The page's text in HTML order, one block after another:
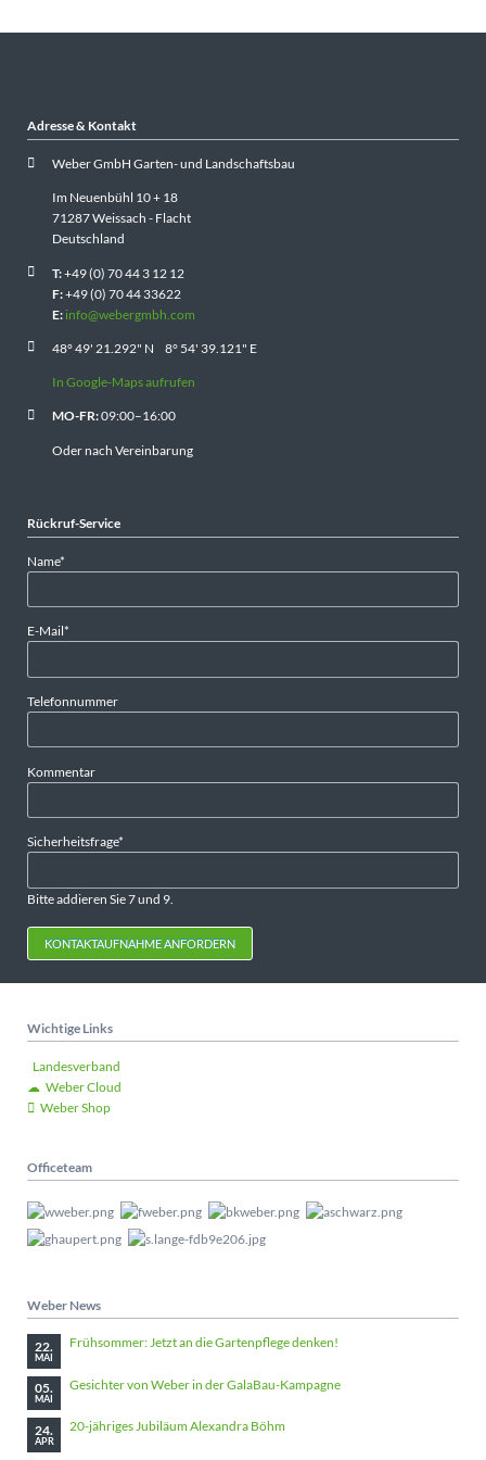
Adresse & Kontakt
Weber GmbH Garten- und Landschaftsbau
Im Neuenbühl 10 + 18
71287 Weissach - Flacht
Deutschland
T:+49 (0) 70 44 3 12 12
F:+49 (0) 70 44 33622
E: info@webergmbh.com
48° 49' 21.292" N 8° 54' 39.121" E
In Google-Maps aufrufen
MO-FR:09:00–16:00
Oder nach Vereinbarung
Rückruf-Service
Pflichtfeld
Name*
Pflichtfeld
E-Mail*
Telefonnummer
Kommentar
Pflichtfeld
Sicherheitsfrage*
Bitte addieren Sie 7 und 9.
KONTAKTAUFNAHME ANFORDERN
Wichtige Links
Landesverband
Weber Cloud
Weber Shop
Officeteam
Weber News
22.
MAI
Frühsommer: Jetzt an die Gartenpflege denken!
05.
MAI
Gesichter von Weber in der GalaBau-Kampagne
24.
APR
20-jähriges Jubiläum Alexandra Böhm